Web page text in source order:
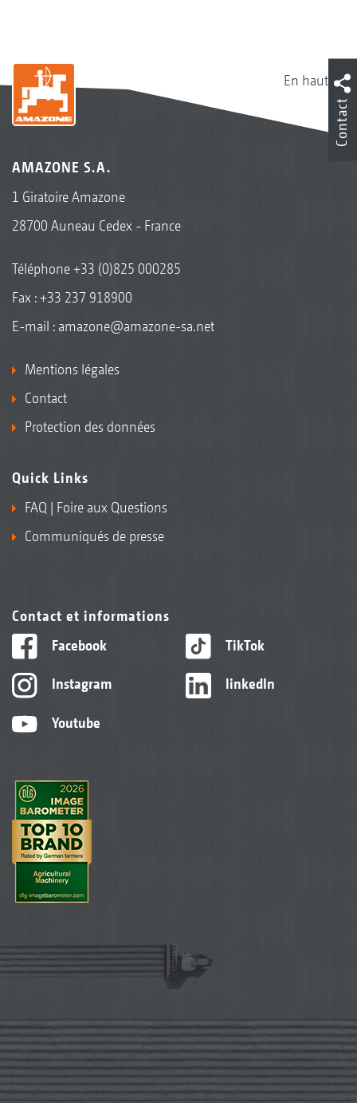
En haut
AMAZONE S.A.
1 Giratoire Amazone
28700 Auneau Cedex - France
Téléphone+33 (0)825 000285
Fax : +33 237 918900
E-mail : amazone@amazone-sa.net
Mentions légales
Contact
Protection des données
Quick Links
FAQ | Foire aux Questions
Communiqués de presse
Contact et informations
Facebook
Instagram
Youtube
TikTok
linkedIn
Contact